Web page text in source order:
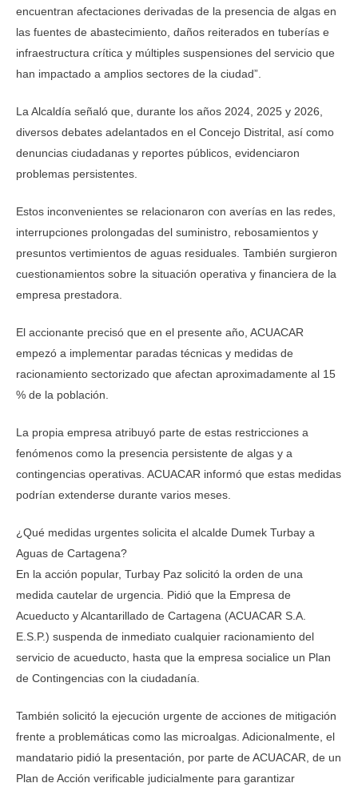
encuentran afectaciones derivadas de la presencia de algas en
las fuentes de abastecimiento, daños reiterados en tuberías e
infraestructura crítica y múltiples suspensiones del servicio que
han impactado a amplios sectores de la ciudad”.
La Alcaldía señaló que, durante los años 2024, 2025 y 2026,
diversos debates adelantados en el Concejo Distrital, así como
denuncias ciudadanas y reportes públicos, evidenciaron
problemas persistentes.
Estos inconvenientes se relacionaron con averías en las redes,
interrupciones prolongadas del suministro, rebosamientos y
presuntos vertimientos de aguas residuales. También surgieron
cuestionamientos sobre la situación operativa y financiera de la
empresa prestadora.
El accionante precisó que en el presente año, ACUACAR
empezó a implementar paradas técnicas y medidas de
racionamiento sectorizado que afectan aproximadamente al 15
% de la población.
La propia empresa atribuyó parte de estas restricciones a
fenómenos como la presencia persistente de algas y a
contingencias operativas. ACUACAR informó que estas medidas
podrían extenderse durante varios meses.
¿Qué medidas urgentes solicita el alcalde Dumek Turbay a
Aguas de Cartagena?
En la acción popular, Turbay Paz solicitó la orden de una
medida cautelar de urgencia. Pidió que la Empresa de
Acueducto y Alcantarillado de Cartagena (ACUACAR S.A.
E.S.P.) suspenda de inmediato cualquier racionamiento del
servicio de acueducto, hasta que la empresa socialice un Plan
de Contingencias con la ciudadanía.
También solicitó la ejecución urgente de acciones de mitigación
frente a problemáticas como las microalgas. Adicionalmente, el
mandatario pidió la presentación, por parte de ACUACAR, de un
Plan de Acción verificable judicialmente para garantizar